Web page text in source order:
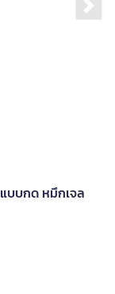
บบกด หมึกเจล